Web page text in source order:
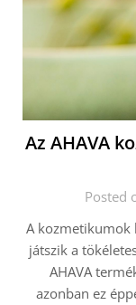
Az AHAVA
Posted
A kozmetikumok
játszik a
AHAVA
azonban ez